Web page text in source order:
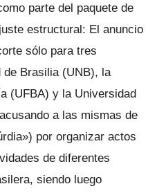
parte del paquete de
estructural: El anuncio
sólo para tres
de Brasilia (UNB), la
(UFBA) y la Universidad
a las mismas de
por organizar actos
de diferentes
siendo luego